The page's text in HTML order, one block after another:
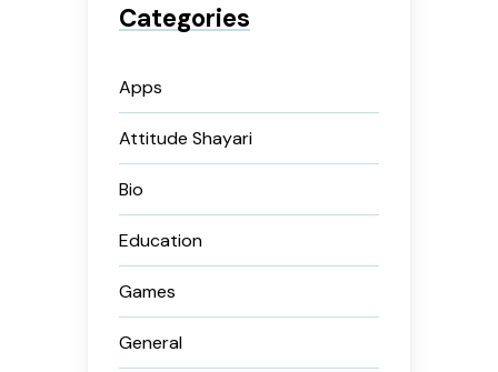
Categories
Apps
Attitude Shayari
Bio
Education
Games
General